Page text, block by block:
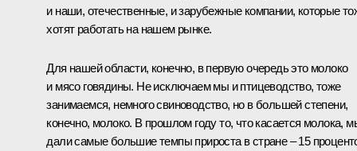
и наши, отечественные, и зарубежные компании, которые
хотят работать на нашем рынке.
Для нашей области, конечно, в первую очередь это молоко
и мясо говядины. Не исключаем мы и птицеводство, тоже
занимаемся, немного свиноводство, но в большей степени,
конечно, молоко. В прошлом году то, что касается молока,
дали самые большие темпы прироста в стране – 15